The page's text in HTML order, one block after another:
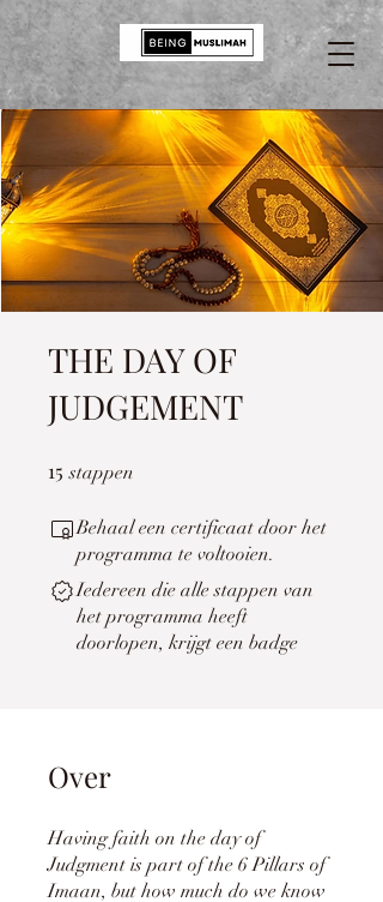
THE DAY OF
JUDGEMENT
15 stappen
Behaal een certificaat door het
programma te voltooien.
Iedereen die alle stappen van
het programma heeft
doorlopen, krijgt een badge
Over
Having faith on the day of
Judgment is part of the 6 Pillars of
Imaan, but how much do we know